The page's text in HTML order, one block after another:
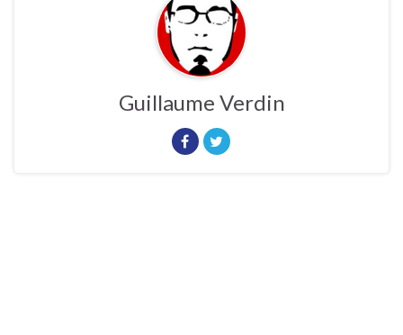
Guillaume Verdin